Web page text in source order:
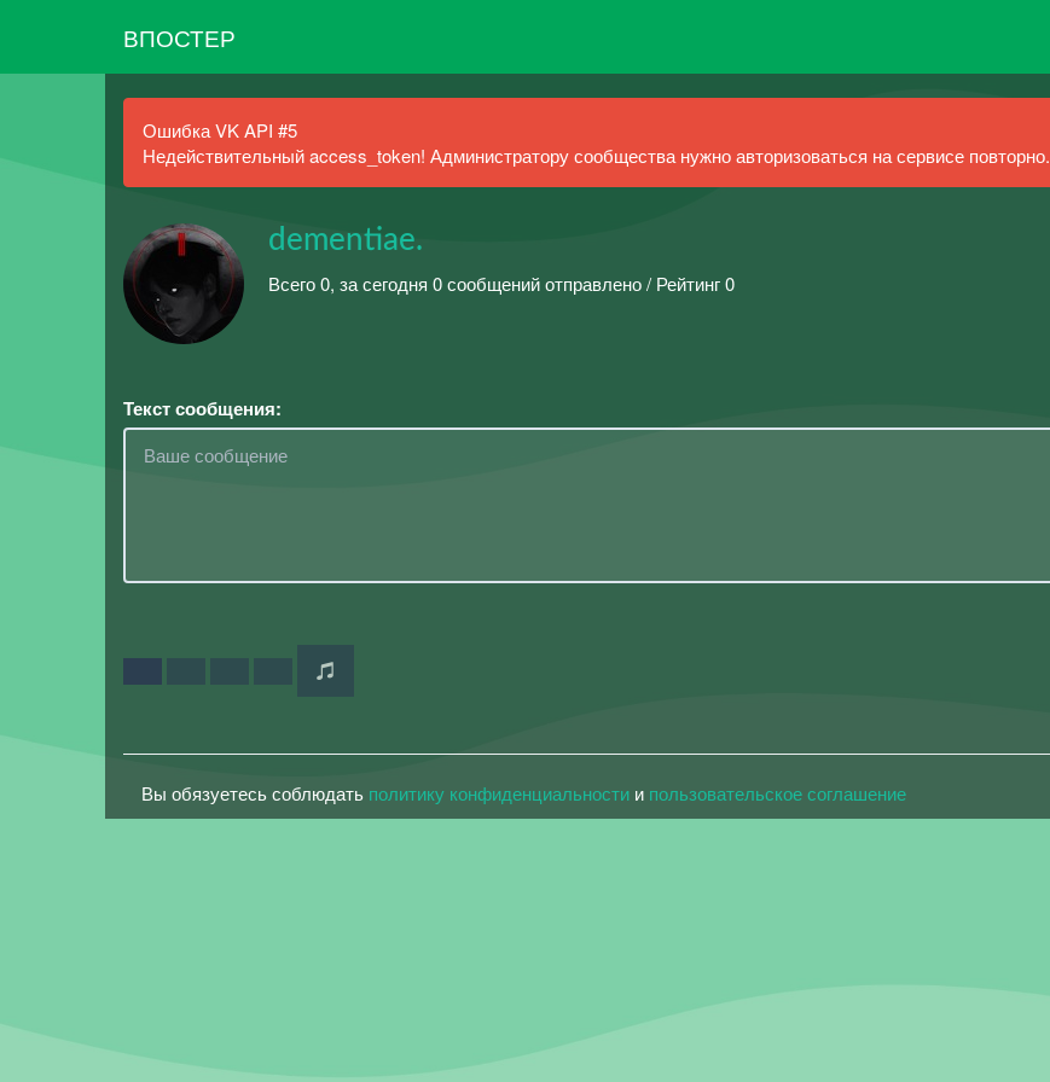
ВПОСТЕР
Ошибка VK API #5
Недействительный access_token! Администратору сообщества нужно авторизоваться на сервисе повторно.
dementiae.
Всего 0, за сегодня 0 сообщений отправлено / Рейтинг 0
Текст сообщения:
Вы обязуетесь соблюдать политику конфиденциальности и пользовательское соглашение